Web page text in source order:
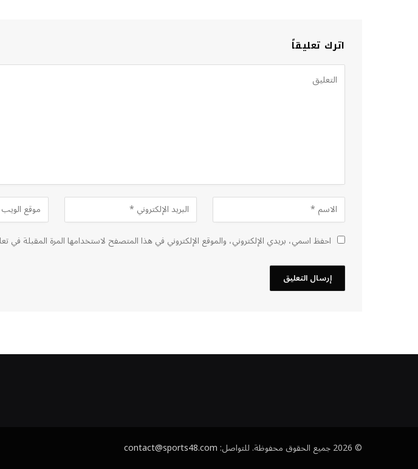
اترك تعليقاً
احفظ اسمي، بريدي الإلكتروني، والموقع الإلكتروني في هذا المتصفح لاستخدامها المرة المقبلة في
© 2026 جميع الحقوق محفوظة. للتواصل: contact@sports48.com